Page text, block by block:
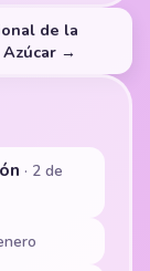
de la
→
· 2 de